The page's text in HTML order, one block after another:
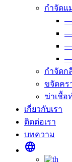
กำจัดแ
—
—
—
—
กำจัดก
ขจัดคร
ฆ่าเชื้อ
เกี่ยวกับเรา
ติดต่อเรา
บทความ
language